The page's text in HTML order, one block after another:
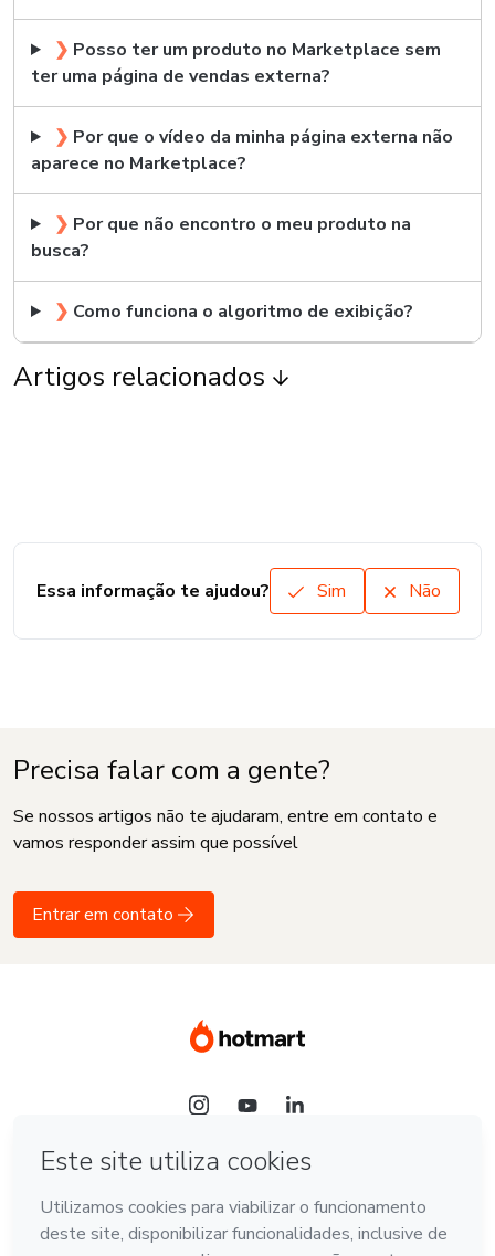
❯ Posso ter um produto no Marketplace sem
ter uma página de vendas externa?
❯ Por que o vídeo da minha página externa não
aparece no Marketplace?
❯ Por que não encontro o meu produto na
busca?
❯ Como funciona o algoritmo de exibição?
Artigos relacionados
Essa informação te ajudou? Sim Não
Precisa falar com a gente?
Se nossos artigos não te ajudaram, entre em contato e
vamos responder assim que possível
Entrar em contato
Idioma
Português - Brasil